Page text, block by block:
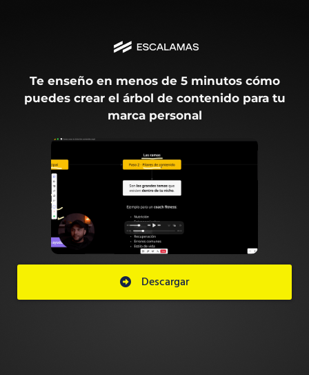
Te enseño en menos de 5 minutos cómo
puedes crear el árbol de contenido para tu
marca personal
Descargar